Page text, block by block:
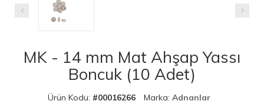
MK - 14 mm Mat Ahşap Yassı
Boncuk (10 Adet)
Ürün Kodu: #00016266 Marka: Adnanlar